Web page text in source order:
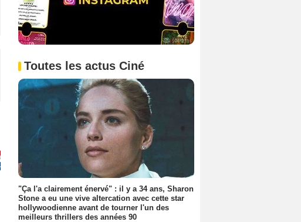
Toutes les actus Ciné
"Ça l'a clairement énervé" : il y a 34 ans, Sharon
Stone a eu une vive altercation avec cette star
hollywoodienne avant de tourner l'un des
meilleurs thrillers des années 90